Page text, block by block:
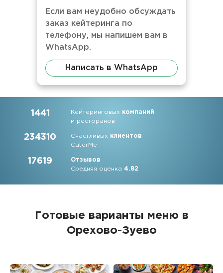
Если вам неудобно обсуждать
заказ кейтеринга по
телефону, мы напишем вам в
WhatsApp.
Написать в WhatsApp
1441 Кейтеринговых компаний
и ресторанов
234310 Счастливых клиентов
CaterMe
17619
Отзывов
Средняя оценка4.82
Готовые варианты меню в
Орехово-Зуево